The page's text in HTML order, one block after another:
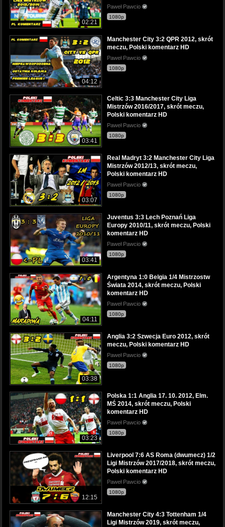
02:21
Paweł Pawcio
1080p
04:12
Manchester City 3:2 QPR 2012, skrót
meczu, Polski komentarz HD
Paweł Pawcio
1080p
03:41
Celtic 3:3 Manchester City Liga
Mistrzów 2016/2017, skrót meczu,
Polski komentarz HD
Paweł Pawcio
1080p
03:07
Real Madryt 3:2 Manchester City Liga
Mistrzów 2012/13, skrót meczu,
Polski komentarz HD
Paweł Pawcio
1080p
03:41
Juventus 3:3 Lech Poznań Liga
Europy 2010/11, skrót meczu, Polski
komentarz HD
Paweł Pawcio
1080p
04:11
Argentyna 1:0 Belgia 1/4 Mistrzostw
Świata 2014, skrót meczu, Polski
komentarz HD
Paweł Pawcio
1080p
03:38
Anglia 3:2 Szwecja Euro 2012, skrót
meczu, Polski komentarz HD
Paweł Pawcio
1080p
03:23
Polska 1:1 Anglia 17. 10. 2012, Elm.
MŚ 2014, skrót meczu, Polski
komentarz HD
Paweł Pawcio
1080p
12:15
Liverpool 7:6 AS Roma (dwumecz) 1/2
Ligi Mistrzów 2017/2018, skrót meczu,
Polski komentarz HD
Paweł Pawcio
1080p
Manchester City 4:3 Tottenham 1/4
Ligi Mistrzów 2019, skrót meczu,